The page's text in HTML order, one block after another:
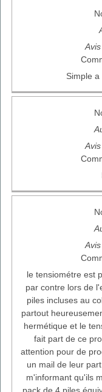
Simple
le tensiométre est
par contre lors de
piles incluses au
partout
hermétique et le
fait part de ce
attention pour de
un mail de leur
m'informant qu'ils
pack de 4 piles